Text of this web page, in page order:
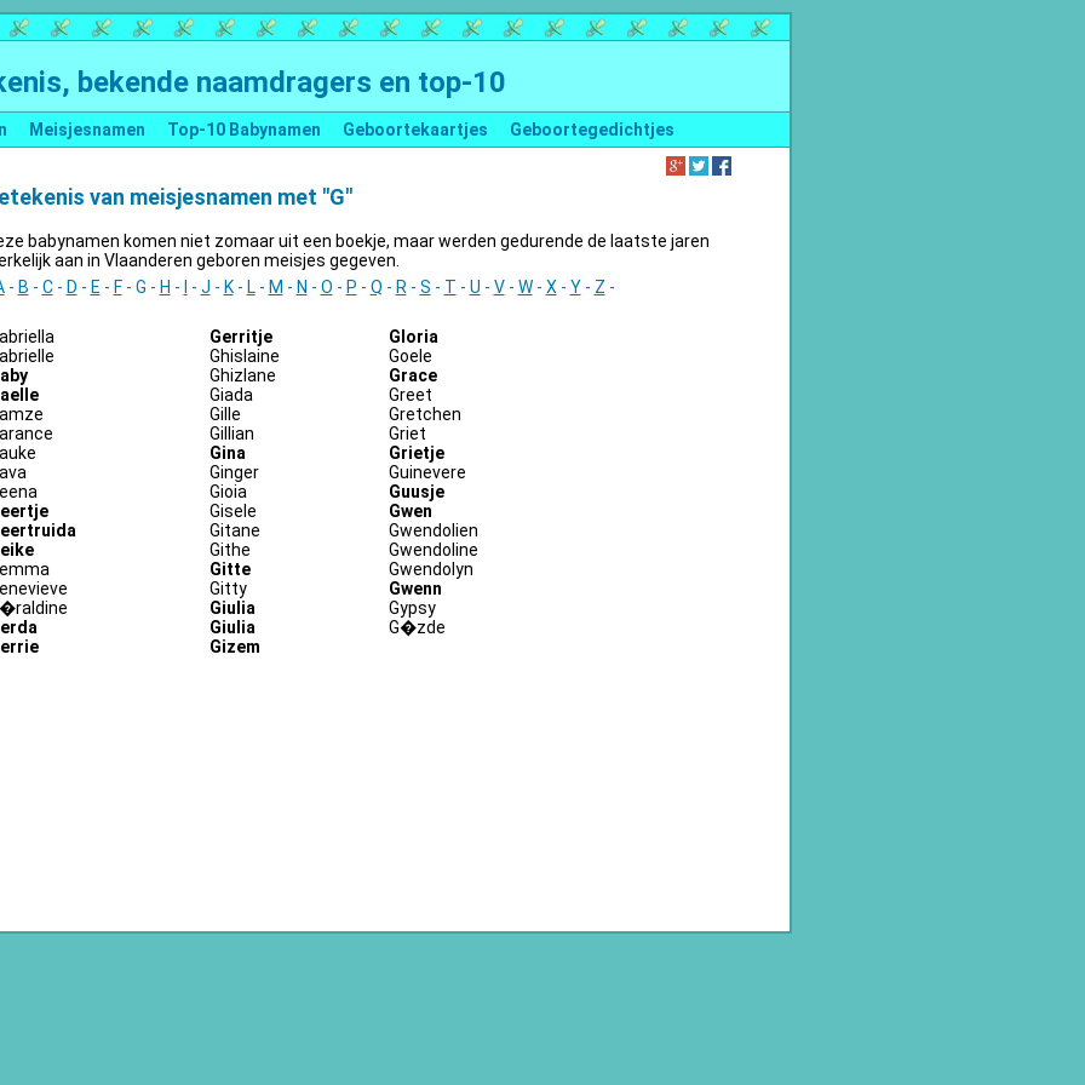
bekende naamdragers en top-10
Meisjesnamen Top-10 Babynamen Geboortekaartjes Geboortegedichtjes
van meisjesnamen met "G"
babynamen komen niet zomaar uit een boekje, maar werden gedurende de laatste jaren
aan in Vlaanderen geboren meisjes gegeven.
- B - C- D - E - F- G - H - I - J - K- L- M - N - O - P - Q - R - S - T - U - V- W- X - Y- Z -
Gerritje
Ghislaine
Ghizlane
Giada
Gille
Gillian
Gina
Ginger
Gioia
Gisele
Gitane
Githe
Gitte
Gitty
Giulia
Giulia
Gizem
Gloria
Goele
Grace
Greet
Gretchen
Griet
Grietje
Guinevere
Guusje
Gwen
Gwendolien
Gwendoline
Gwendolyn
Gwenn
Gypsy
G�zde